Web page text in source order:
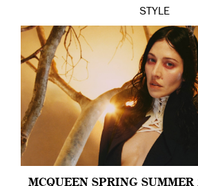
STYLE
MCQUEEN SPRING